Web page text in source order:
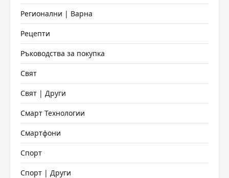
Регионални | Варна
Рецепти
Ръководства за покупка
Свят
Свят | Други
Смарт Технологии
Смартфони
Спорт
Спорт | Други